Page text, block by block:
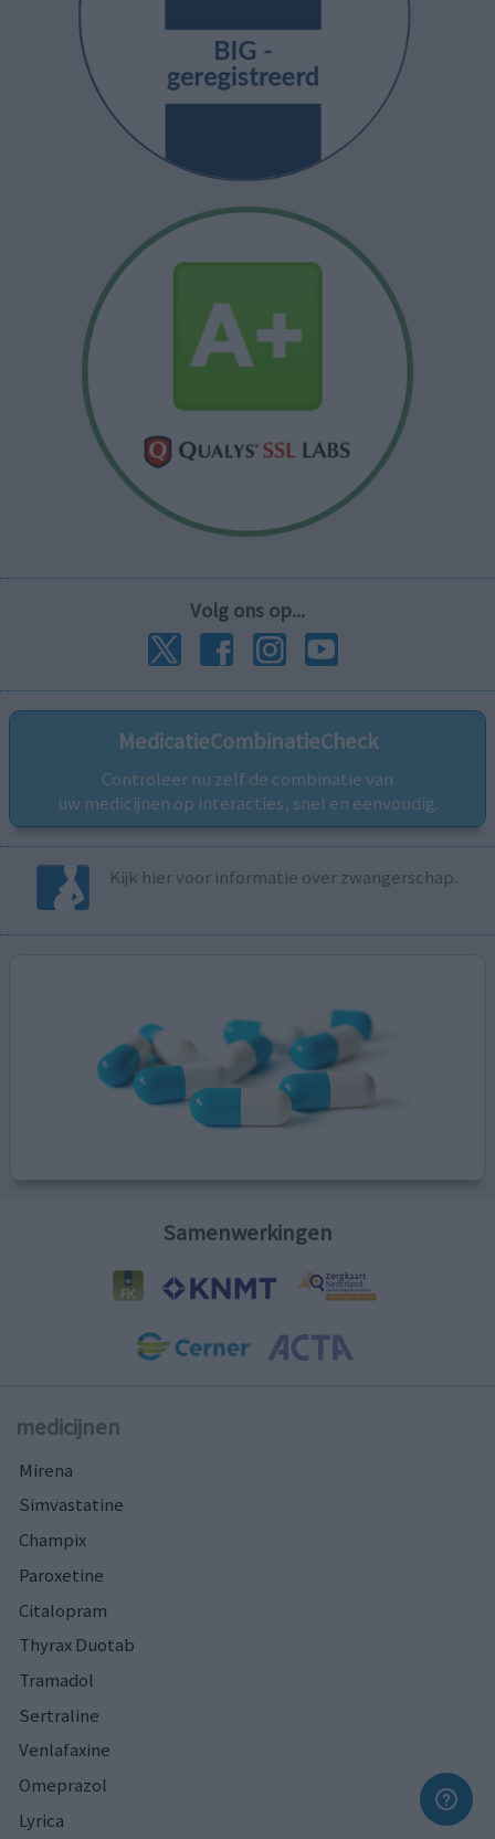
Volg ons op...
MedicatieCombinatieCheck
Controleer nu zelf de combinatie van
uw medicijnen op interacties, snel en eenvoudig.
Kijk hier voor informatie over zwangerschap.
Samenwerkingen
medicijnen
Mirena
Simvastatine
Champix
Paroxetine
Citalopram
Thyrax Duotab
Tramadol
Sertraline
Venlafaxine
Omeprazol
Lyrica